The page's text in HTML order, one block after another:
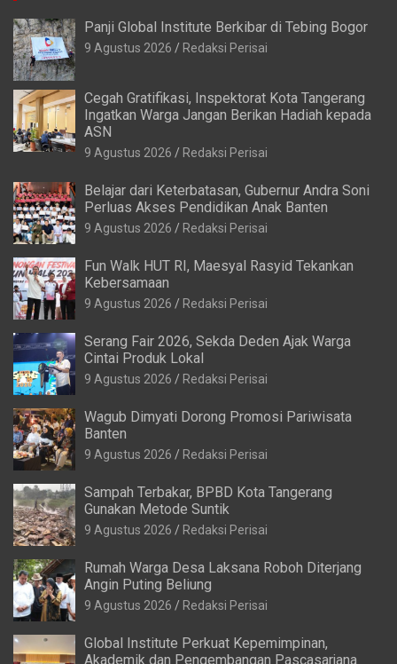
Panji Global Institute Berkibar di Tebing Bogor
9 Agustus 2026 Redaksi Perisai
Cegah Gratifikasi, Inspektorat Kota Tangerang
Ingatkan Warga Jangan Berikan Hadiah kepada
ASN
9 Agustus 2026 Redaksi Perisai
Belajar dari Keterbatasan, Gubernur Andra Soni
Perluas Akses Pendidikan Anak Banten
9 Agustus 2026 Redaksi Perisai
Fun Walk HUT RI, Maesyal Rasyid Tekankan
Kebersamaan
9 Agustus 2026 Redaksi Perisai
Serang Fair 2026, Sekda Deden Ajak Warga
Cintai Produk Lokal
9 Agustus 2026 Redaksi Perisai
Wagub Dimyati Dorong Promosi Pariwisata
Banten
9 Agustus 2026 Redaksi Perisai
Sampah Terbakar, BPBD Kota Tangerang
Gunakan Metode Suntik
9 Agustus 2026 Redaksi Perisai
Rumah Warga Desa Laksana Roboh Diterjang
Angin Puting Beliung
9 Agustus 2026 Redaksi Perisai
Global Institute Perkuat Kepemimpinan,
Akademik dan Pengembangan Pascasarjana